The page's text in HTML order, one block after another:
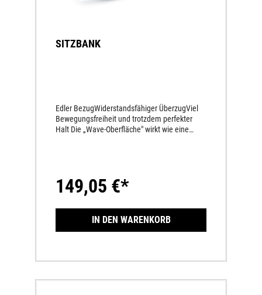
SITZBANK
Edler BezugWiderstandsfähiger ÜberzugViel
Bewegungsfreiheit und trotzdem perfekter
Halt Die „Wave-Oberfläche" wirkt wie eine
149,05 €*
IN DEN WARENKORB